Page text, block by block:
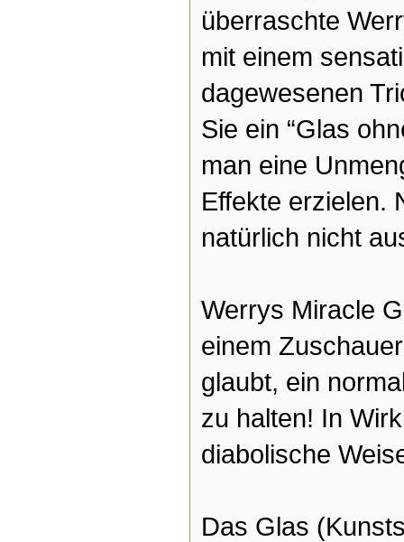
überraschte
mit einem
dagewesenen
Sie ein “Glas
man eine
Effekte erzielen.
natürlich nicht
Werrys Miracle
einem
glaubt, ein
zu halten! In
diabolische
Das Glas